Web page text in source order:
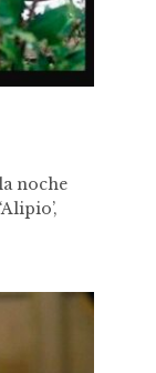
noche